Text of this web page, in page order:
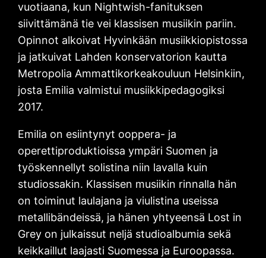
vuotiaana, kun Nightwish-fanituksen
siivittämänä tie vei klassisen musiikin pariin.
Opinnot alkoivat Hyvinkään musiikkiopistossa
ja jatkuivat Lahden konservatorion kautta
Metropolia Ammattikorkeakouluun Helsinkiin,
josta Emilia valmistui musiikkipedagogiksi
2017.
Emilia on esiintynyt ooppera- ja
operettiproduktioissa ympäri Suomen ja
työskennellyt solistina niin lavalla kuin
studiossakin. Klassisen musiikin rinnalla hän
on toiminut laulajana ja viulistina useissa
metallibändeissä, ja hänen yhtyeensä Lost in
Grey on julkaissut neljä studioalbumia sekä
keikkaillut laajasti Suomessa ja Euroopassa.